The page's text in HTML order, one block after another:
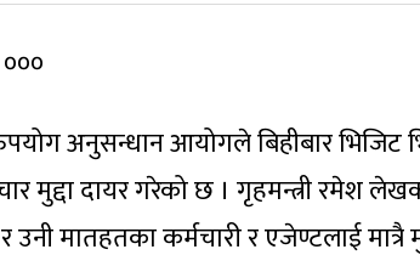
०००
अनुसन्धान आयोगले बिहीबार भिजिट
मुद्दा दायर गरेको छ । गृहमन्त्री रमेश
मातहतका कर्मचारी र एजेण्टलाई मात्रै